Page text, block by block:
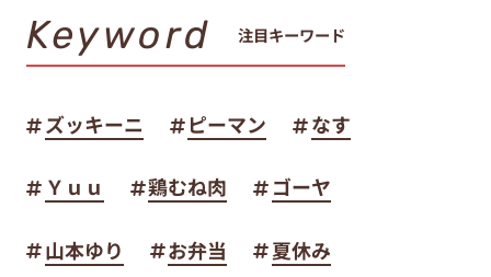
Keyword 注目キーワード
ズッキーニ ピーマン なす
Ｙｕｕ 鶏むね肉 ゴーヤ
山本ゆり お弁当 夏休み